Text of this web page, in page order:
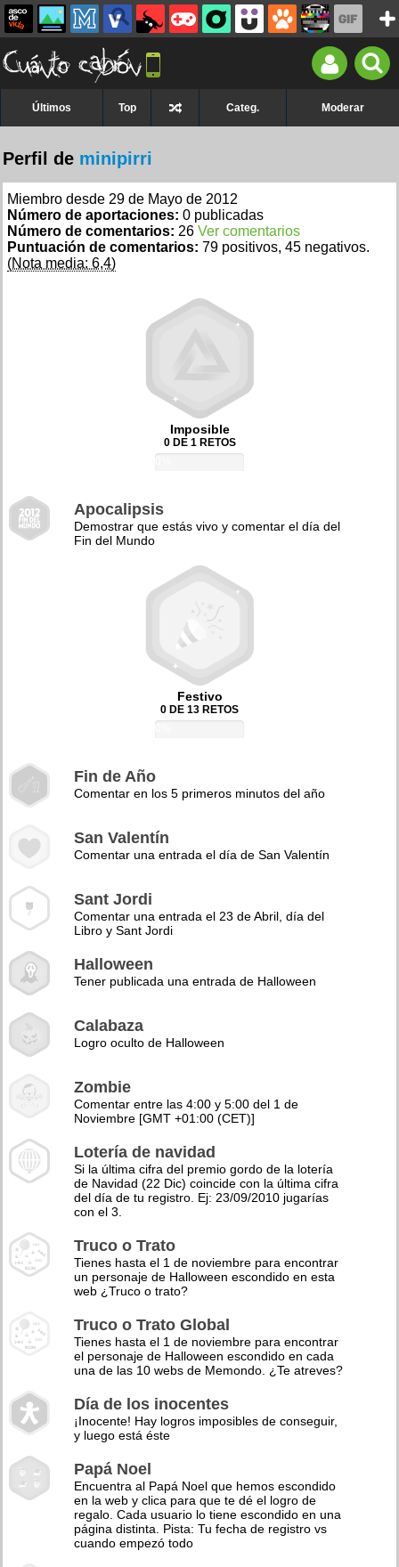
Últimos Top Categ. Moderar
Perfil de minipirri
Miembro desde 29 de Mayo de 2012
Número de aportaciones: 0 publicadas
Número de comentarios: 26 Ver comentarios
Puntuación de comentarios: 79 positivos, 45 negativos.
(Nota media: 6,4)
Imposible
0 DE 1 RETOS
Apocalipsis
Demostrar que estás vivo y comentar el día del
Fin del Mundo
Festivo
0 DE 13 RETOS
Fin de Año
Comentar en los 5 primeros minutos del año
San Valentín
Comentar una entrada el día de San Valentín
Sant Jordi
Comentar una entrada el 23 de Abril, día del
Libro y Sant Jordi
Halloween
Tener publicada una entrada de Halloween
Calabaza
Logro oculto de Halloween
Zombie
Comentar entre las 4:00 y 5:00 del 1 de
Noviembre [GMT +01:00 (CET)]
Lotería de navidad
Si la última cifra del premio gordo de la lotería
de Navidad (22 Dic) coincide con la última cifra
del día de tu registro. Ej: 23/09/2010 jugarías
con el 3.
Truco o Trato
Tienes hasta el 1 de noviembre para encontrar
un personaje de Halloween escondido en esta
web ¿Truco o trato?
Truco o Trato Global
Tienes hasta el 1 de noviembre para encontrar
el personaje de Halloween escondido en cada
una de las 10 webs de Memondo. ¿Te atreves?
Día de los inocentes
¡Inocente! Hay logros imposibles de conseguir,
y luego está éste
Papá Noel
Encuentra al Papá Noel que hemos escondido
en la web y clica para que te dé el logro de
regalo. Cada usuario lo tiene escondido en una
página distinta. Pista: Tu fecha de registro vs
cuando empezó todo